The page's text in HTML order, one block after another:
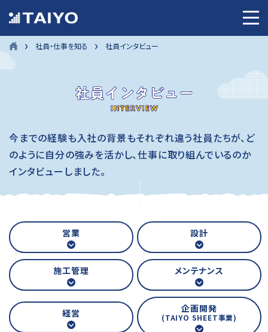
› 社員・仕事を知る › 社員インタビュー
今までの経験も入社の背景もそれぞれ違う社員たちが、 ど
のように自分の強みを活かし、仕事に取り組んでいるのか
インタビューしました。
営業 設計
施工管理 メンテナンス
経営 企画開発
(TAIYO SHEET事業)